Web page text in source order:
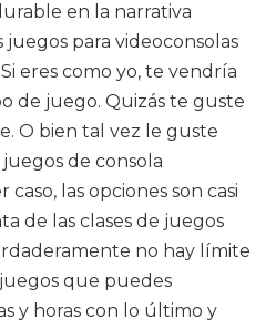
en la narrativa
para videoconsolas
eres como yo, te vendría
de juego. Quizás te guste
O bien tal vez le guste
de consola
las opciones son casi
de las clases de juegos
no hay límite
que puedes
y horas con lo último y